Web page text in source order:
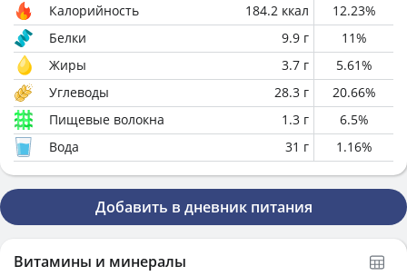
Калорийность 184.2 ккал 12.23%
Белки
9.9 г 11%
Жиры
3.7 г 5.61%
Углеводы
28.3 г 20.66%
Пищевые волокна
1.3 г 6.5%
Вода
31 г 1.16%
Добавить в дневник питания
Витамины и минералы